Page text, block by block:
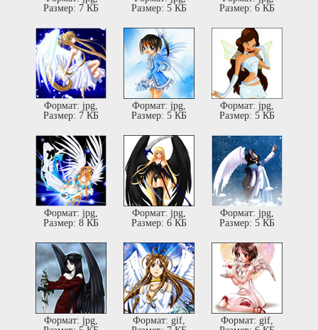
Размер: 7 КБ
Размер: 5 КБ
Размер: 6 КБ
Формат: jpg,
Размер: 7 КБ
Формат: jpg,
Размер: 5 КБ
Формат: jpg,
Размер: 5 КБ
Формат: jpg,
Размер: 8 КБ
Формат: jpg,
Размер: 6 КБ
Формат: jpg,
Размер: 5 КБ
Формат: jpg,
Формат: gif,
Формат: gif,